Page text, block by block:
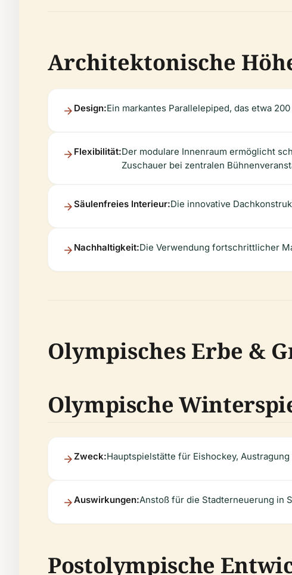
Architektonische
Design:Ein markantes Parallelepiped, das etwa
Flexibilität:Der modulare Innenraum ermöglicht
Zuschauer bei zentralen
Säulenfreies Interieur:Die innovative
Nachhaltigkeit:Die Verwendung fortschrittlicher
Olympisches Erbe &
Olympische
Zweck:Hauptspielstätte für Eishockey,
Auswirkungen:Anstoß für die Stadterneuerung in
Postolympische